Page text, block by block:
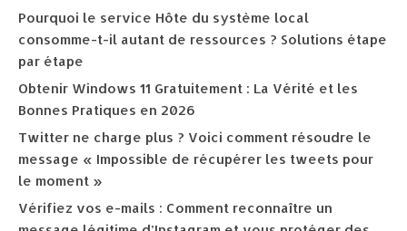
Pourquoi le service Hôte du système local
consomme-t-il autant de ressources ? Solutions étape
par étape
Obtenir Windows 11 Gratuitement : La Vérité et les
Bonnes Pratiques en 2026
Twitter ne charge plus ? Voici comment résoudre le
message « Impossible de récupérer les tweets pour
le moment »
Vérifiez vos e-mails : Comment reconnaître un